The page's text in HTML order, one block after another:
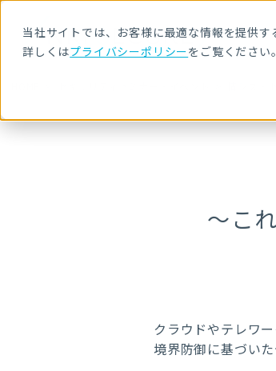
当社サイトでは、お客様に最適な情報を提供
詳しくはプライバシーポリシーをご覧ください
情シス
～こ
クラウドやテレワ
境界防御に基づい